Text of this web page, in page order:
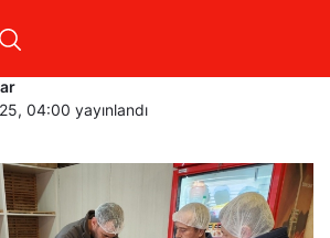
denetimi
04:00 yayınlandı